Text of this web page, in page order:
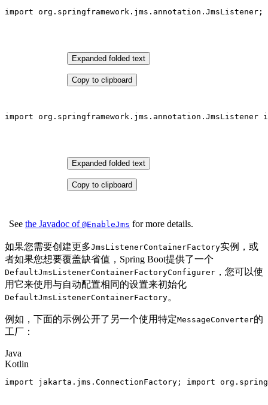
import org.springframework.jms.annotation.JmsListener;
Expanded folded text
Copy to clipboard
import org.springframework.jms. annotation .JmsListener
Expanded folded text
Copy to clipboard
See the Javadoc of @EnableJms for more details.
如果您需要创建更多JmsListenerContainerFactory实例，或
者如果您想要覆盖缺省值，Spring Boot提供了一个
DefaultJmsListenerContainerFactoryConfigurer ，您可以使
用它来使用与自动配置相同的设置来初始化
DefaultJmsListenerContainerFactory。
例如，下面的示例公开了另一个使用特定MessageConverter的
工厂：
Java
Kotlin
import jakarta.jms.ConnectionFactory; import